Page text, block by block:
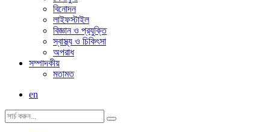
বিনোদন
লাইফস্টাইল
বিজ্ঞান ও প্রযুক্তি
স্বাস্থ্য ও চিকিৎসা
অপরাধ
সম্পাদকীয়
মতামত
en